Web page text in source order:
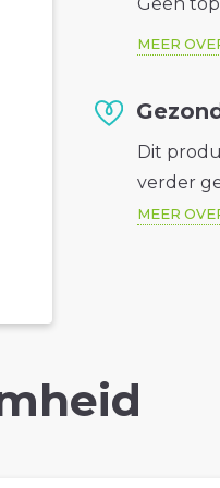
Geen
MEER
Dit
verder
MEER